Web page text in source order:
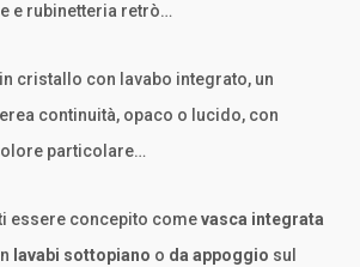
e rubinetteria retrò…
cristallo con lavabo integrato, un
continuità, opaco o lucido, con
particolare…
essere concepito comevasca integrata
lavabi sottopiano o da appoggio sul